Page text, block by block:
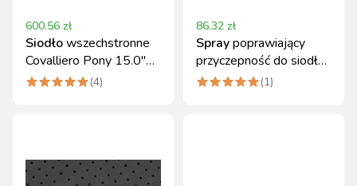
600.56 zł
Siodłowszechstronne
Covalliero Pony 15.0"
Komplet Czarne
(4)
86.32 zł
Spraypoprawiający
przyczepność do siodła,
200 ml, Pharmakas
(1)